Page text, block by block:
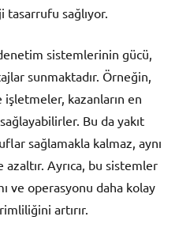
tasarrufu sağlıyor.
sistemlerinin gücü,
sunmaktadır. Örneğin,
kazanların en
Bu da yakıt
sağlamakla kalmaz, aynı
Ayrıca, bu sistemler
ve operasyonu daha kolay
artırır.